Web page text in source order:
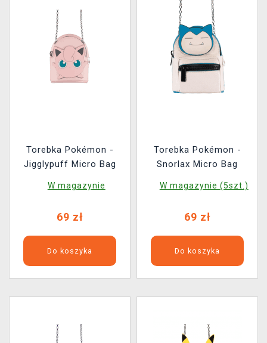
Torebka Pokémon -
Jigglypuff Micro Bag
W magazynie
69 zł
Do koszyka
Torebka Pokémon -
Snorlax Micro Bag
W magazynie (5szt.)
69 zł
Do koszyka